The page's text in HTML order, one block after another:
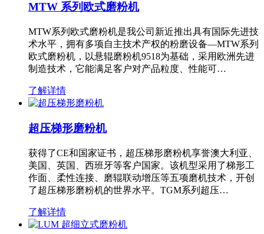
MTW 系列欧式磨粉机
MTW系列欧式磨粉机是我公司新近推出具有国际先进技
术水平，拥有多项自主技术产权的粉磨设备—MTW系列
欧式磨粉机，以悬辊磨粉机9518为基础，采用欧洲先进
制造技术，它能满足客户对产品粒度、性能可…
了解详情
超压梯形磨粉机
获得了CE和国家证书，超压梯形磨粉机享誉澳大利亚、
美国、英国、西班牙等客户国家。该机型采用了梯形工
作面、柔性连接、磨辊联动增压等五项磨机技术，开创
了超压梯形磨粉机的世界水平。TGM系列超压…
了解详情